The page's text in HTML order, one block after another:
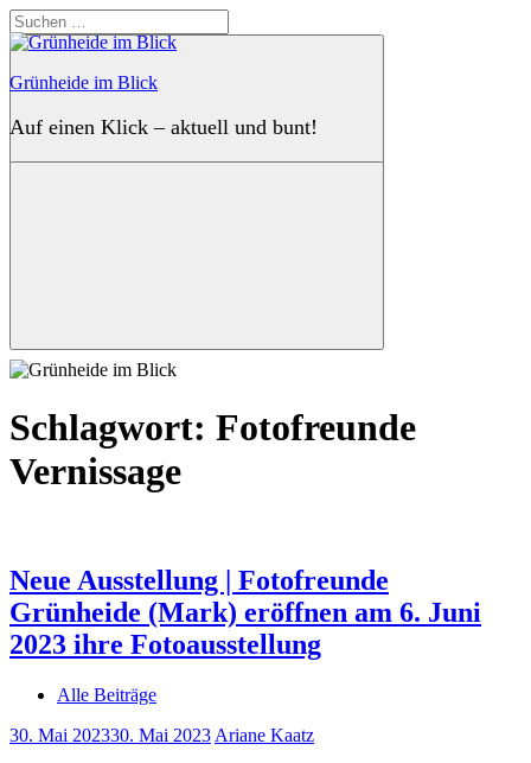
Zum
Inhalt
Grünheide im Blick
Auf einen Klick – aktuell und bunt!
Suchen
nach:
Schlagwort: Fotofreunde
Vernissage
Neue Ausstellung | Fotofreunde
Grünheide (Mark) eröffnen am 6. Juni
2023 ihre Fotoausstellung
Alle Beiträge
30. Mai 202330. Mai 2023 Ariane Kaatz